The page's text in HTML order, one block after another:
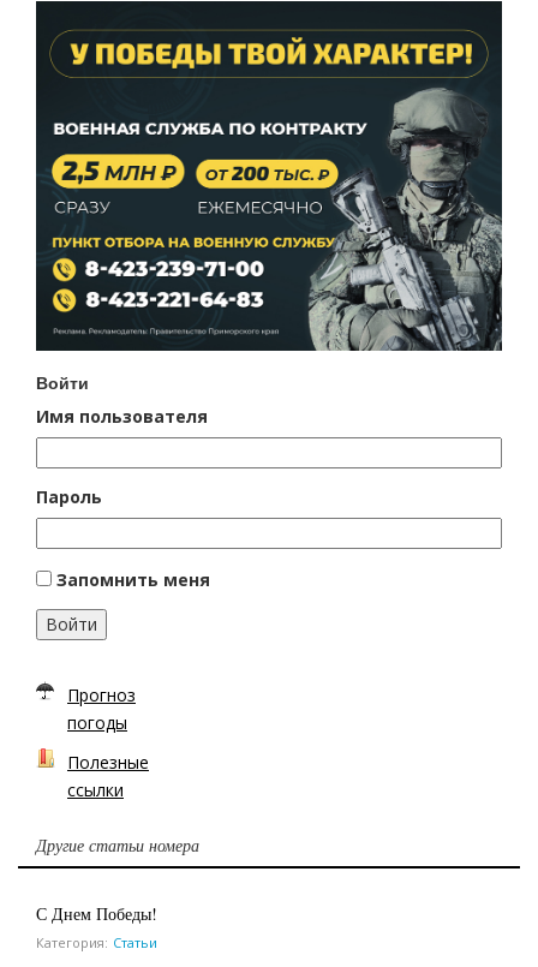
Войти
Имя пользователя
Пароль
Запомнить меня
Войти
Прогноз
погоды
Полезные
ссылки
Другие статьи номера
С Днем Победы!
Категория: Статьи